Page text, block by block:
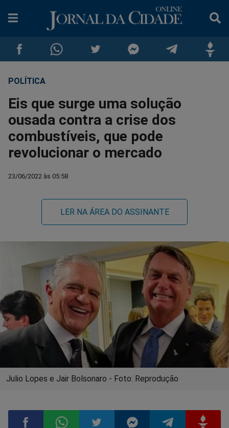
Compartilhar
no
Facebook
Compartilhar
no
Whatsapp
no
Twitter
no
Messenger
no
Telegram
POLÍTICA
Eis que surge uma solução
ousada contra a crise dos
combustíveis, que pode
revolucionar o mercado
23/06/2022 às 05:58
LER NA ÁREA DO ASSINANTE
Julio Lopes e Jair Bolsonaro - Foto: Reprodução